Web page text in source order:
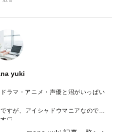
yuki
ラマ・アニメ・声優と沼がいっぱい
が、アイシャドウマニアなので推
す♡
眺めて一日が終わってしまうことも